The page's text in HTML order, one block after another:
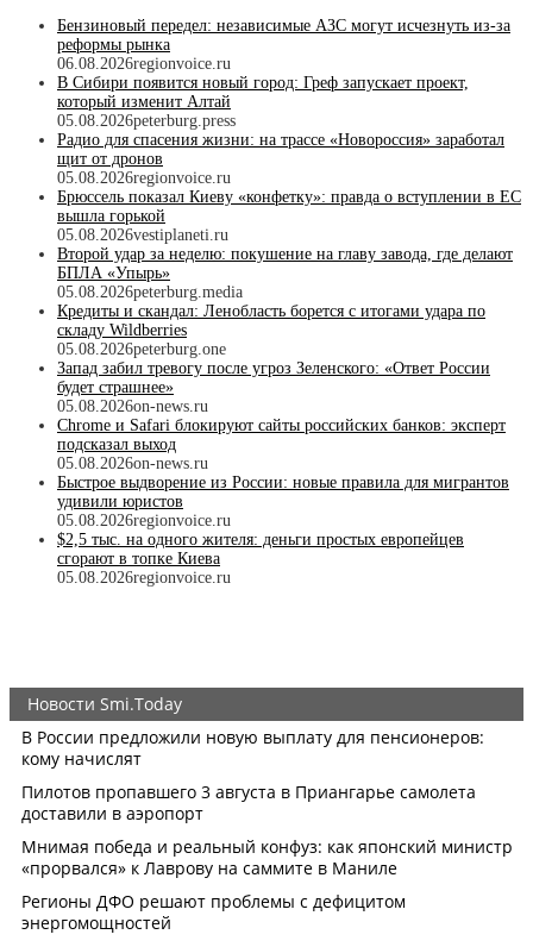
Бензиновый передел: независимые АЗС могут исчезнуть из-за
реформы рынка
06.08.2026regionvoice.ru
В Сибири появится новый город: Греф запускает проект,
который изменит Алтай
05.08.2026peterburg.press
Радио для спасения жизни: на трассе «Новороссия» заработал
щит от дронов
05.08.2026regionvoice.ru
Брюссель показал Киеву «конфетку»: правда о вступлении в ЕС
вышла горькой
05.08.2026vestiplaneti.ru
Второй удар за неделю: покушение на главу завода, где делают
БПЛА «Упырь»
05.08.2026peterburg.media
Кредиты и скандал: Ленобласть борется с итогами удара по
складу Wildberries
05.08.2026peterburg.one
Запад забил тревогу после угроз Зеленского: «Ответ России
будет страшнее»
05.08.2026on-news.ru
Chrome и Safari блокируют сайты российских банков: эксперт
подсказал выход
05.08.2026on-news.ru
Быстрое выдворение из России: новые правила для мигрантов
удивили юристов
05.08.2026regionvoice.ru
$2,5 тыс. на одного жителя: деньги простых европейцев
сгорают в топке Киева
05.08.2026regionvoice.ru